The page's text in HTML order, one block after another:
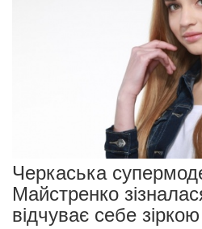
Черкаська
Майстренко
відчуває себе зіркою